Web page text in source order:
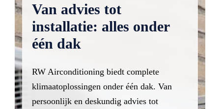
Van advies tot
installatie: alles onder
één dak
RW Airconditioning biedt complete
klimaatoplossingen onder één dak. Van
persoonlijk en deskundig advies tot